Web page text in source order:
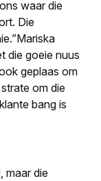
waar die
Die
die goeie nuus
geplaas om
om die
bang is
maar die